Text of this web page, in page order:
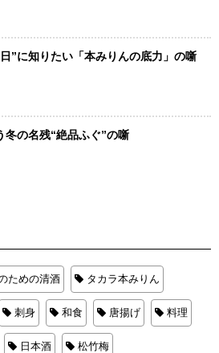
”に知りたい「本みりんの底力」の噺
冬の名残“絶品ふぐ”の噺
ための清酒 タカラ本みりん
刺身 和食 唐揚げ 料理
日本酒 松竹梅